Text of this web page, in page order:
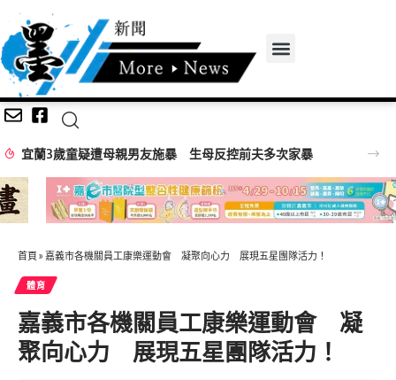
嘉義無人機競賽登場 73隊挑戰穿越賽與無人機足球
首頁 » 嘉義市各機關員工康樂運動會 凝聚向心力 展現五星團隊活力！
體育
嘉義市各機關員工康樂運動會 凝
聚向心力 展現五星團隊活力！